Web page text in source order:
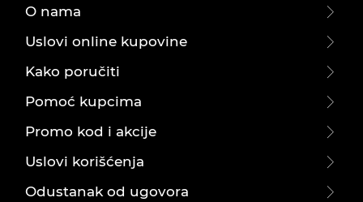
O nama
Uslovi online kupovine
Kako poručiti
Pomoć kupcima
Promo kod i akcije
Uslovi korišćenja
Odustanak od ugovora